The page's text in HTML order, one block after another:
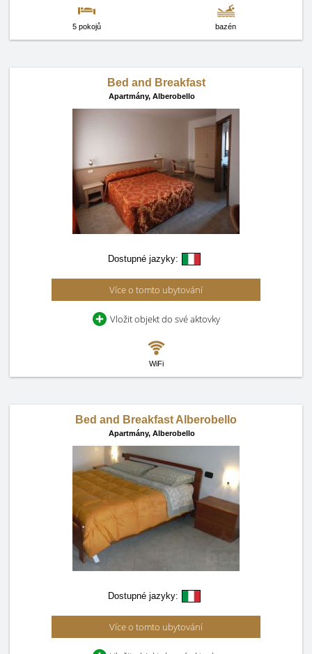
5 pokojů bazén
Bed and Breakfast
Apartmány, Alberobello
Dostupné jazyky:
Více o tomto ubytování
Vložit objekt do své aktovky
WiFi
Bed and Breakfast Alberobello
Apartmány, Alberobello
Dostupné jazyky:
Více o tomto ubytování